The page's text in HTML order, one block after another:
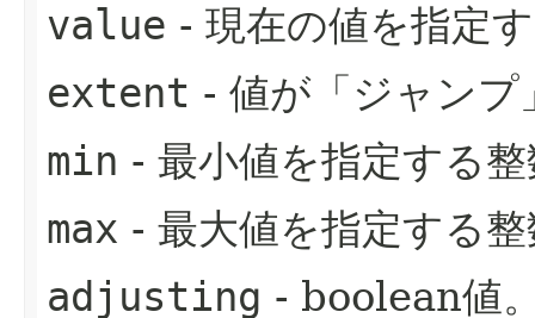
value - 現在の値を指定
extent - 値が「ジャンプ
min - 最小値を指定する
max - 最大値を指定する
adjusting - boolean値